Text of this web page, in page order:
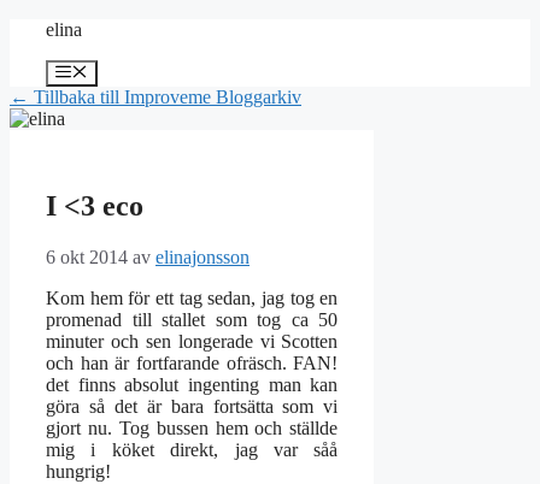
Hoppa
innehåll
elina
Meny
← Tillbaka till Improveme Bloggarkiv
I <3 eco
6 okt 2014 av elinajonsson
Kom hem för ett tag sedan, jag tog en
promenad till stallet som tog ca 50
minuter och sen longerade vi Scotten
och han är fortfarande ofräsch. FAN!
det finns absolut ingenting man kan
göra så det är bara fortsätta som vi
gjort nu. Tog bussen hem och ställde
mig i köket direkt, jag var såå
hungrig!